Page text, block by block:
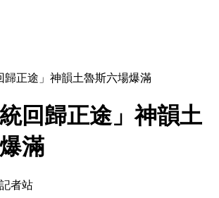
歸正途」神韻土魯斯六場爆滿
統回歸正途」神韻土
滿
者站